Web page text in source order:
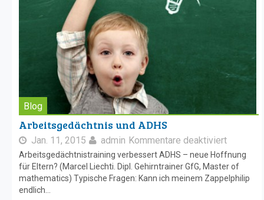
Blog
Arbeitsgedächtnis und ADHS
Jan. 11, 2015 admin Kommentare deaktiviert
Arbeitsgedächtnistraining verbessert ADHS – neue Hoffnung
für Eltern? (Marcel Liechti. Dipl. Gehirntrainer GfG, Master of
mathematics) Typische Fragen: Kann ich meinem Zappelphilip
endlich...